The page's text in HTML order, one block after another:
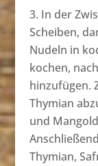
In der
Scheiben,
Nudeln in
kochen,
hinzufügen.
Thymian
und
Thymian,